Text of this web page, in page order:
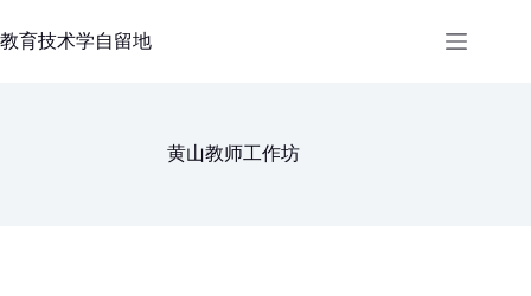
过
教育技术学自留地
黄山教师工作坊